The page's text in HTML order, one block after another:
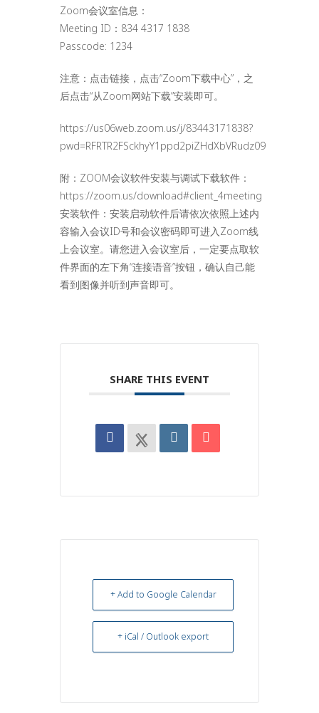
Zoom会议室信息：
Meeting ID：834 4317 1838
Passcode: 1234
注意：点击链接，点击“Zoom下载中心”，之
后点击“从Zoom网站下载”安装即可。
https://us06web.zoom.us/j/83443171838?
pwd=RFRTR2FSckhyY1ppd2piZHdXbVRudz09
附：ZOOM会议软件安装与调试下载软件：
https://zoom.us/download#client_4meeting
安装软件：安装启动软件后请依次依照上述内
容输入会议ID号和会议密码即可进入Zoom线
上会议室。请您进入会议室后，一定要点取软
件界面的左下角“连接语音”按钮，确认自己能
看到图像并听到声音即可。
SHARE THIS EVENT
+ Add to Google Calendar
+ iCal / Outlook export